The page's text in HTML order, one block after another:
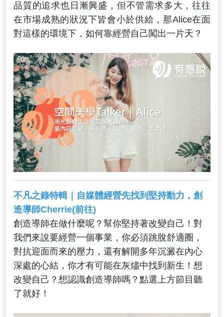
品質的追求也日漸興盛，但不管需求多大，往往
在市場成熟的狀況下皆會小於供給，那Alice在面
對這樣的環境下，如何靠經營自己闖出一片天？
不凡之錄特輯｜自媒體經營先找到堅持動力，創
造導師Cherrie(前往)
創造導師在做什麼呢？幫你堅持著改變自己！對
我們來說要經營一個事業，你必須跳脫舒適圈，
對抗迎面而來的壓力，還有解開多年沉澱在內心
深處的心結，你才有可能在灰燼中找到新生！想
改變自己？想認識創造導師嗎？點選上方節目聽
了就好！